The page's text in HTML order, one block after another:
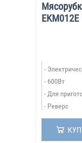
600Вт
Для
Реверс